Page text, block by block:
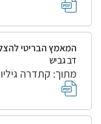
המאמץ הבריטי
דב גביש
מתוך: קתדרה גיליון